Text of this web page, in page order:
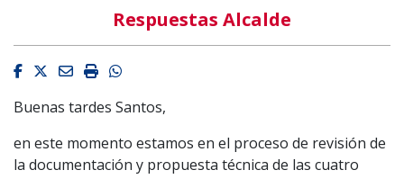
Respuestas Alcalde
Facebook
Twitter
EmailImprimirWhatsapp
Buenas tardes Santos,
en este momento estamos en el proceso de revisión de
la documentación y propuesta técnica de las cuatro